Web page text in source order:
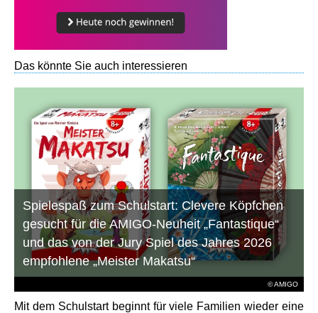
Das könnte Sie auch interessieren
© AMIGO
Spielespaß zum Schulstart: Clevere Köpfchen
gesucht für die AMIGO-Neuheit „Fantastique“
und das von der Jury Spiel des Jahres 2026
empfohlene „Meister Makatsu“
Mit dem Schulstart beginnt für viele Familien wieder eine